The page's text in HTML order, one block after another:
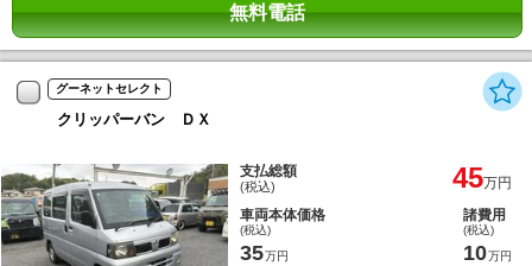
無料電話
グーネットセレクト
クリッパーバン ＤＸ
支払総額
(税込) 45万円
車両本体価格
(税込)
35万円
諸費用
(税込)
10万円